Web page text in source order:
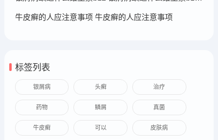
牛皮癣的人应注意事项 牛皮癣的人应注意事项
标签列表
银屑病 头癣 治疗
药物 鳞屑 真菌
牛皮癣 可以 皮肤病